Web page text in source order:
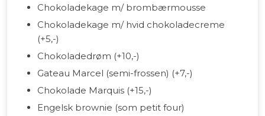
Chokoladekage m/ brombærmousse
Chokoladekage m/ hvid chokoladecreme
(+5,-)
Chokoladedrøm (+10,-)
Gateau Marcel (semi-frossen) (+7,-)
Chokolade Marquis (+15,-)
Engelsk brownie (som petit four)